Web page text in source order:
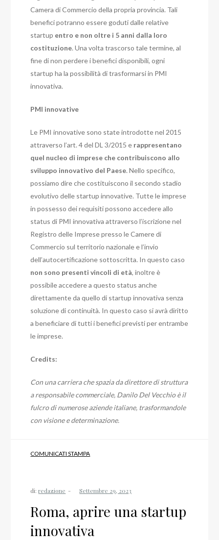
Camera di Commercio della propria provincia. Tali
benefici potranno essere goduti dalle relative
startup entro e non oltre i 5 anni dalla loro
costituzione. Una volta trascorso tale termine, al
fine di non perdere i benefici disponibili, ogni
startup ha la possibilità di trasformarsi in PMI
innovativa.
PMI innovative
Le PMI innovative sono state introdotte nel 2015
attraverso l’art. 4 del DL 3/2015 e rappresentano
quel nucleo di imprese che contribuiscono allo
sviluppo innovativo del Paese. Nello specifico,
possiamo dire che costituiscono il secondo stadio
evolutivo delle startup innovative. Tutte le imprese
in possesso dei requisiti possono accedere allo
status di PMI innovativa attraverso l’iscrizione nel
Registro delle Imprese presso le Camere di
Commercio sul territorio nazionale e l’invio
dell’autocertificazione sottoscritta. In questo caso
non sono presenti vincoli di età, inoltre è
possibile accedere a questo status anche
direttamente da quello di startup innovativa senza
soluzione di continuità. In questo caso si avrà diritto
a beneficiare di tutti i benefici previsti per entrambe
le imprese.
Credits:
Con una carriera che spazia da direttore di struttura
a responsabile commerciale, Danilo Del Vecchio è il
fulcro di numerose aziende italiane, trasformandole
con visione e determinazione.
COMUNICATI STAMPA
di:redazione
Roma, aprire una startup
innovativa